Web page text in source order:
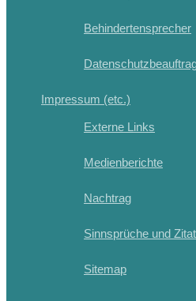
Behindertensprecher
Impressum (etc.)
Externe Links
Medienberichte
Nachtrag
Sinnsprüche und
Sitemap